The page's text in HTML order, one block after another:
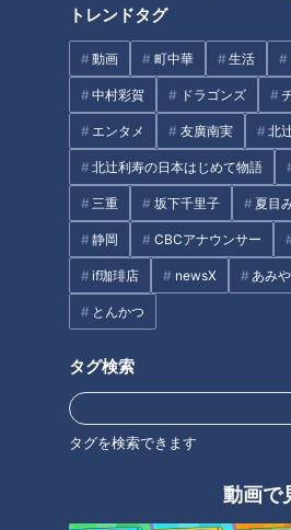
トレンドタグ
動画 町中華 生活
中村彩賀 ドラゴンズ
エンタメ 友廣南実 北
北辻利寿の日本はじめて物語
三重 坂下千里子 夏目
静岡 CBCアナウンサー
if珈琲店 newsX あみ
とんかつ
タグ検索
タグを検索できます
動画で
ができますが、肌が傷つくとトビヒ
す。また、温めると末梢の毛細血管
ゆみが増してしまいます。
＜正しい応急処置＞
・冷やす
かゆみや腫れは、蚊が血を吸う時に
ルギー反応です。蚊に刺されたとき
しょう。アレルギー反応の熱を冷ま
ます。掻きむしるとかゆみが長引く
え、掻かない事が大切です。
～足のニオイがキツイと刺されやすい
足の汗には、「イソ吉草酸」という
含まれています。
そのため、たっぷり汗をかいた後は